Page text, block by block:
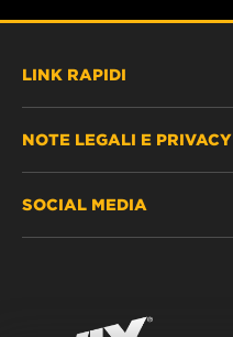
LINK RAPIDI
DOVE ACQUISTARE
CONTATTACI
NOTE LEGALI E PRIVACY
SOCIAL MEDIA